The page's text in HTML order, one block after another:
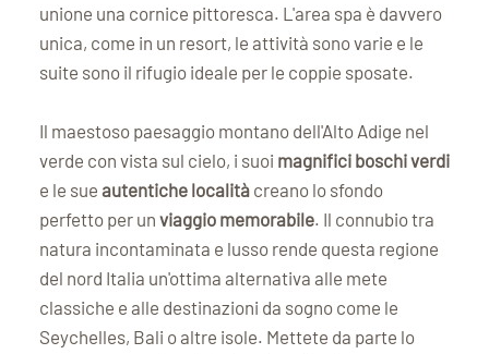
unione una cornice pittoresca. L'area spa è davvero
unica, come in un resort, le attività sono varie e le
suite sono il rifugio ideale per le coppie sposate.
Il maestoso paesaggio montano dell'Alto Adige nel
verde con vista sul cielo, i suoi magnifici boschi verdi
e le sue autentiche località creano lo sfondo
perfetto per un viaggio memorabile. Il connubio tra
natura incontaminata e lusso rende questa regione
del nord Italia un'ottima alternativa alle mete
classiche e alle destinazioni da sogno come le
Seychelles, Bali o altre isole. Mettete da parte lo